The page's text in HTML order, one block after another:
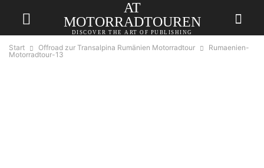
AT
MOTORRADTOUREN
DISCOVER THE ART OF PUBLISHING
Start Offroad zur Transalpina Rumänien Motorradtour
Rumaenien-
Motorradtour-13